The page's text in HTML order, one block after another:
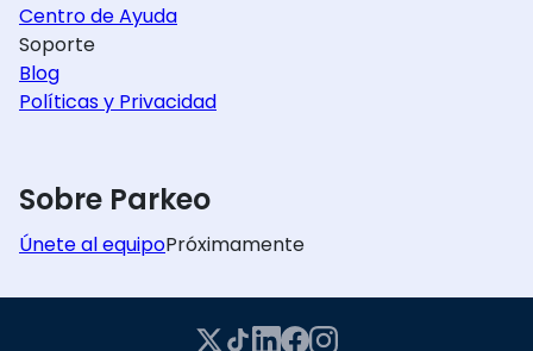
Centro de Ayuda
Soporte
Blog
Políticas y Privacidad
Sobre Parkeo
Únete al equipoPróximamente